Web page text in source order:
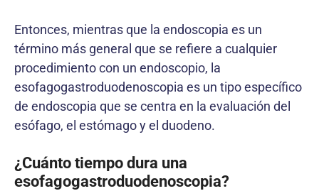
Entonces, mientras que la endoscopia es un
término más general que se refiere a cualquier
procedimiento con un endoscopio, la
esofagogastroduodenoscopia es un tipo específico
de endoscopia que se centra en la evaluación del
esófago, el estómago y el duodeno.
¿Cuánto tiempo dura una
esofagogastroduodenoscopia?